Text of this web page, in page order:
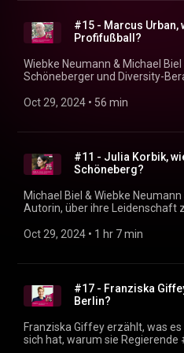
schöneberg.de/podcast Produzent: Justin Sudbrak
(https://sudbrak.eu)
#15 - Marcus Urban,
Profifußball?
Wiebke Neumann & Michael
Schöneberger und Diversity-
Erfahrungen als
von Michael Biel & Wiebke
Tage immer hier im Feed.
Themenvorschläge?
(mailto:podcast@dein-
und Links: https://dein-
dein-schneberg-2pb.de/podcast) Produzent: Justin
(https://sudbrak.eu/)
Oct 29, 2024 • 56 min
#11 - Julia Korbik,
Schöneberg?
Michael Biel & Wiebke
Autorin, über ihre Leidenschaft
Podcast ist der neue Podcast
Social Media und Links: https://
(https://xn--dein-schneberg-2pb.de/
Justin Sudbrak (https://
Oct 29, 2024 • 1 hr 7 min
#17 - Franziska
Berlin?
Franziska Giffey erzählt, was
sich hat, warum sie Regierende